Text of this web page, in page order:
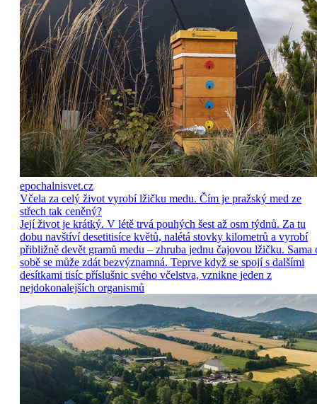
epochalnisvet.cz
Včela za celý život vyrobí lžičku medu. Čím je pražský med ze
střech tak ceněný?
Její život je krátký. V létě trvá pouhých šest až osm týdnů. Za tu
dobu navštíví desetitisíce květů, nalétá stovky kilometrů a vyrobí
přibližně devět gramů medu – zhruba jednu čajovou lžičku. Sama
sobě se může zdát bezvýznamná. Teprve když se spojí s dalšími
desítkami tisíc příslušnic svého včelstva, vznikne jeden z
nejdokonalejších organismů